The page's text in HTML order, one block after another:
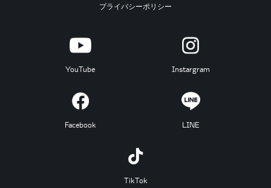
プライバシーポリシー
YouTube Instargram
Facebook LINE
TikTok